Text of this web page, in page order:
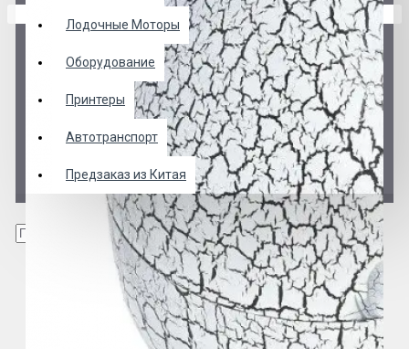
Лодочные Моторы
Оборудование
Принтеры
Автотранспорт
Предзаказ из Китая